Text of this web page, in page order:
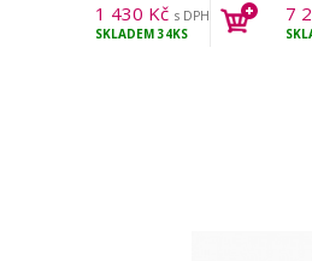
1 430 Kč s DPH
SKLADEM34KS
7